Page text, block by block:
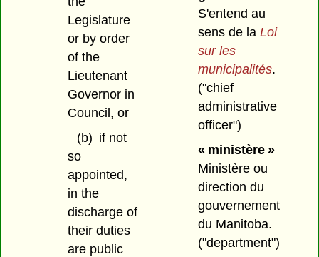
Legislature
or by order
of the
Lieutenant
Governor in
Council, or
(b) if not
so
appointed,
in the
discharge of
their duties
are public
S'entend au
sens de la Loi
sur les
municipalités.
("chief
administrative
officer")
« ministère »
Ministère ou
direction du
gouvernement
du Manitoba.
("department")